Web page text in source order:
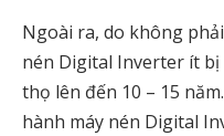
Ngoài ra, do không
nén Digital Inverter ít
thọ lên đến 10 – 15
hành máy nén Digital